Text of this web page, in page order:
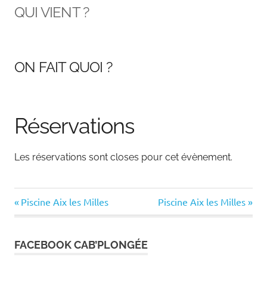
QUI VIENT ?
ON FAIT QUOI ?
Réservations
Les réservations sont closes pour cet évènement.
Navigation
Previous
Post:
Piscine Aix les Milles
Next
Post:
Piscine Aix les Milles
FACEBOOK CAB’PLONGÉE